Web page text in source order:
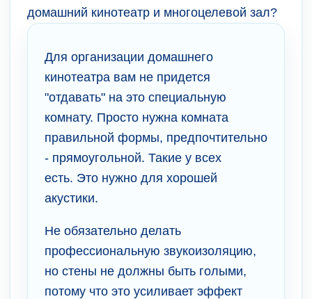
домашний кинотеатр и многоцелевой зал?
Для организации домашнего
кинотеатра вам не придется
"отдавать" на это специальную
комнату. Просто нужна комната
правильной формы, предпочтительно
- прямоугольной. Такие у всех
есть. Это нужно для хорошей
акустики.
Не обязательно делать
профессиональную звукоизоляцию,
но стены не должны быть голыми,
потому что это усиливает эффект